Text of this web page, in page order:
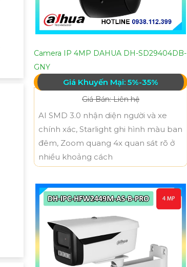
Camera IP 4MP DAHUA DH-SD29404DB-
GNY
Giá Khuyến Mại: 5%-35%
Giá Bán: Liên hệ
AI SMD 3.0 nhận diện người và xe
chính xác, Starlight ghi hình màu ban
đêm, Zoom quang 4x quan sát rõ ở
nhiều khoảng cách